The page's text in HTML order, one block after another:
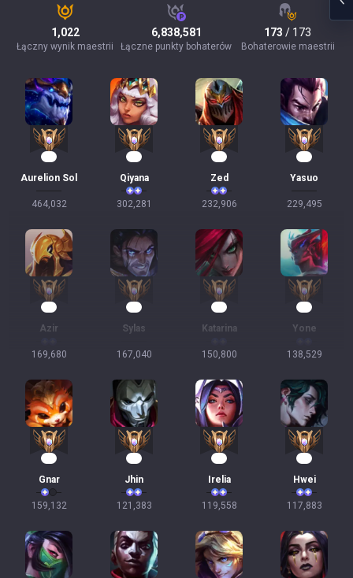
1,022
Łączny wynik maestrii
6,838,581
Łączne punkty bohaterów
173 / 173
Bohaterowie maestrii
Aurelion Sol
464,032
Qiyana
302,281
Zed
232,906
Yasuo
229,495
Azir
169,680
Sylas
167,040
Katarina
150,800
Yone
138,529
Gnar
159,132
Jhin
121,383
Irelia
119,558
Hwei
117,883